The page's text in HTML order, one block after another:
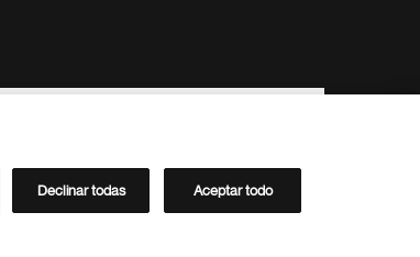
Directorio de Novartis
Declinar todas Aceptar todo